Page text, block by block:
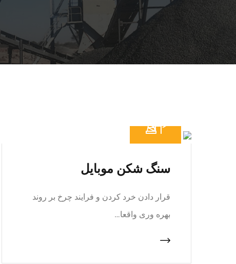
سنگ شکن موبایل
قرار دادن خرد کردن و فرایند چرخ بر روند
بهره وری واقعا…